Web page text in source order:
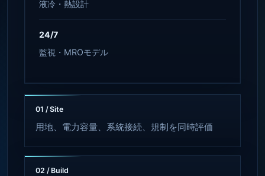
液冷・熱設計
24/7
監視・MROモデル
01 / Site
用地、電力容量、系統接続、規制を同時評価
02 / Build